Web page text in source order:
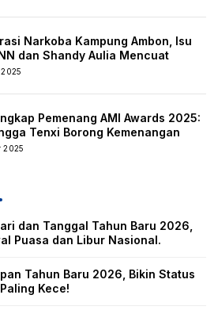
Narkoba Kampung Ambon, Isu
dan Shandy Aulia Mencuat
2025
Pemenang AMI Awards 2025:
Tenxi Borong Kemenangan
2025
dan Tanggal Tahun Baru 2026,
Puasa dan Libur Nasional.
Tahun Baru 2026, Bikin Status
Kece!